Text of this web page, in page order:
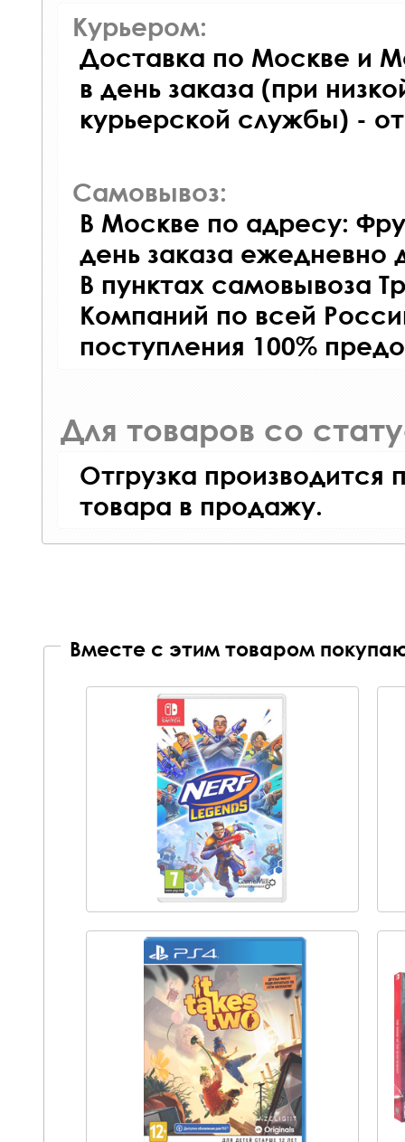
Курьером:
Доставка по Москве и
в день заказа (при
курьерской службы) -
Самовывоз:
В Москве по адресу:
день заказа ежедневно
В пунктах самовывоза
Компаний по всей
поступления 100%
Для товаров со
Отгрузка производится
товара в продажу.
Вместе с этим товаром